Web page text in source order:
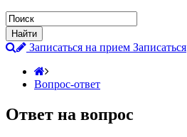
Записаться на прием Записаться
Вопрос-ответ
Ответ на вопрос